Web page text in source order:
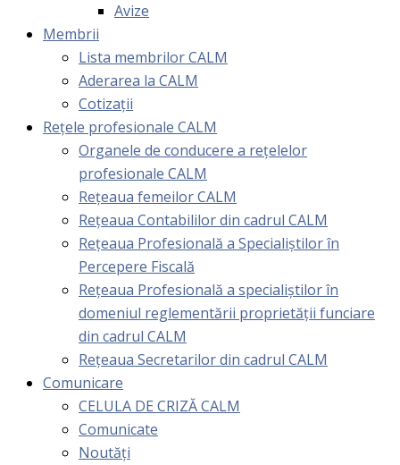
Avize
Membrii
Lista membrilor CALM
Aderarea la CALM
Cotizaţii
Rețele profesionale CALM
Organele de conducere a rețelelor
profesionale CALM
Rețeaua femeilor CALM
Rețeaua Contabililor din cadrul CALM
Rețeaua Profesională a Specialiștilor în
Percepere Fiscală
Reţeaua Profesională a specialiştilor în
domeniul reglementării proprietăţii funciare
din cadrul CALM
Rețeaua Secretarilor din cadrul CALM
Comunicare
CELULA DE CRIZĂ CALM
Comunicate
Noutăți